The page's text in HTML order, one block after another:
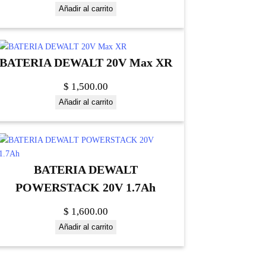
Añadir al carrito
DEWALT 20V Max XR
$ 1,500.00
Añadir al carrito
BATERIA DEWALT
POWERSTACK 20V 1.7Ah
$ 1,600.00
Añadir al carrito